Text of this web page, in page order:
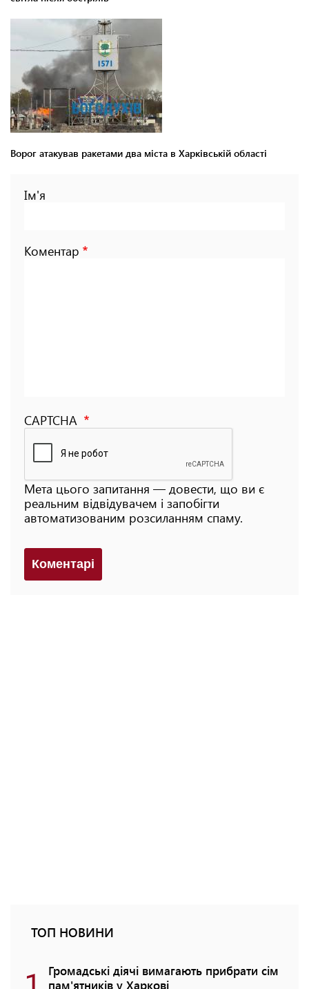
Ворог атакував ракетами два міста в Харківській області
Ім'я
Коментар
CAPTCHA
Мета цього запитання — довести, що ви є
реальним відвідувачем і запобігти
автоматизованим розсиланням спаму.
Коментарi
ТОП НОВИНИ
Громадські діячі вимагають прибрати сім
пам'ятників у Харкові